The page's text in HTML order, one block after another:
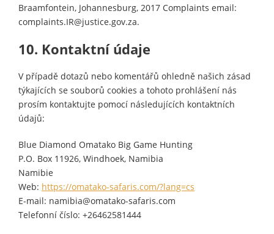
Braamfontein, Johannesburg, 2017 Complaints email:
complaints.IR@justice.gov.za.
10. Kontaktní údaje
V případě dotazů nebo komentářů ohledně našich zásad
týkajících se souborů cookies a tohoto prohlášení nás
prosím kontaktujte pomocí následujících kontaktních
údajů:
Blue Diamond Omatako Big Game Hunting
P.O. Box 11926, Windhoek, Namibia
Namibie
Web: https://omatako-safaris.com/?lang=cs
E-mail: namibia@omatako-safaris.com
Telefonní číslo: +26462581444